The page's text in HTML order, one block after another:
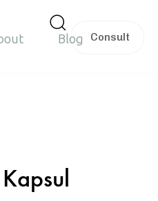
Blog Consult